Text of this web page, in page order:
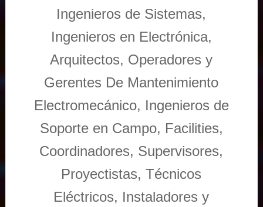
Ingenieros de Sistemas,
Ingenieros en Electrónica,
Arquitectos, Operadores y
Gerentes De Mantenimiento
Electromecánico, Ingenieros de
Soporte en Campo, Facilities,
Coordinadores, Supervisores,
Proyectistas, Técnicos
Eléctricos, Instaladores y